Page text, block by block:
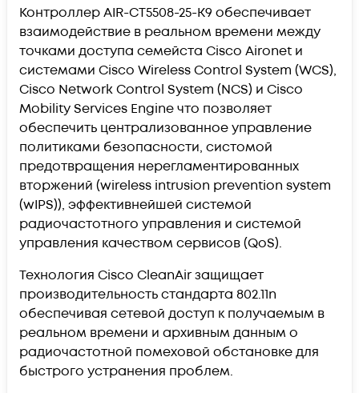
Контроллер AIR-CT5508-25-K9 обеспечивает
взаимодействие в реальном времени между
точками доступа семейста Cisco Aironet и
системами Cisco Wireless Control System (WCS),
Cisco Network Control System (NCS) и Cisco
Mobility Services Engine что позволяет
обеспечить централизованное управление
политиками безопасности, систомой
предотвращения нерегламентированных
вторжений (wireless intrusion prevention system
(wIPS)), эффективнейшей системой
радиочастотного управления и системой
управления качеством сервисов (QoS).
Технология Cisco CleanAir защищает
производительность стандарта 802.11n
обеспечивая сетевой доступ к получаемым в
реальном времени и архивным данным о
радиочастотной помеховой обстановке для
быстрого устранения проблем.